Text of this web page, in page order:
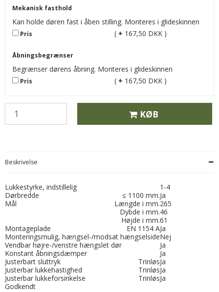
Mekanisk fasthold
Kan holde døren fast i åben stilling. Monteres i glideskinnen
Pris ( + 167,50 DKK )
Åbningsbegrænser
Begrænser dørens åbning. Monteres i glideskinnen
Pris ( + 167,50 DKK )
KØB
Beskrivelse
Lukkestyrke, indstillelig
1-4
Dørbredde
≤ 1100 mm.Ja
Mål
Længde i mm.
Dybde i mm.
Højde i mm.
265
46
61
Montageplade
EN 1154 AJa
Monteringsmulig, hængsel-/modsat hængselsideNej
Vendbar højre-/venstre hængslet dør
Ja
Konstant åbningsdæmper
Ja
Justerbart sluttryk
TrinløsJa
Justerbar lukkehastighed
TrinløsJa
Justerbar lukkeforsinkelse
TrinløsJa
Godkendt